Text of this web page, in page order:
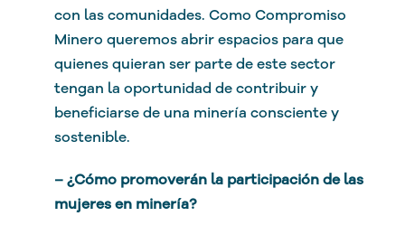
con las comunidades. Como Compromiso
Minero queremos abrir espacios para que
quienes quieran ser parte de este sector
tengan la oportunidad de contribuir y
beneficiarse de una minería consciente y
sostenible.
– ¿Cómo promoverán la participación de las
mujeres en minería?